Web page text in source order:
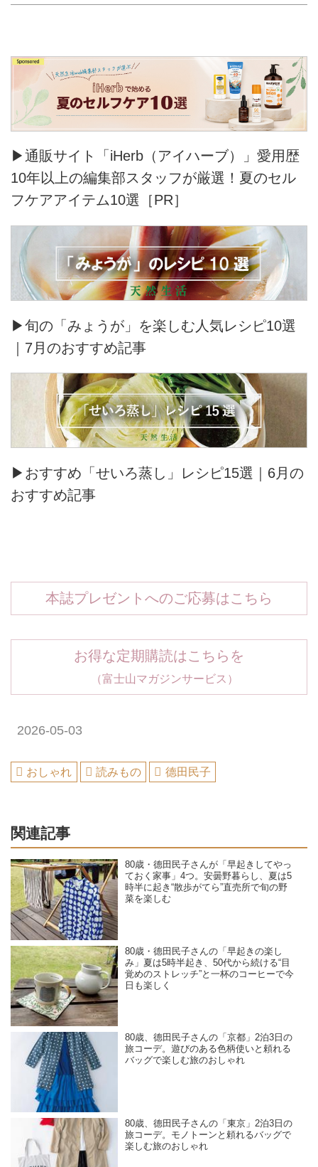
▶通販サイト「iHerb（アイハーブ）」愛用歴
10年以上の編集部スタッフが厳選！夏のセル
フケアアイテム10選［PR］
▶旬の「みょうが」を楽しむ人気レシピ10選
｜7月のおすすめ記事
▶おすすめ「せいろ蒸し」レシピ15選｜6月の
おすすめ記事
本誌プレゼントへのご応募はこちら
お得な定期購読はこちらを
（富士山マガジンサービス）
2026-05-03
おしゃれ 読みもの 德田民子
関連記事
80歳・德田民子さんが「早起きしてやっ
ておく家事」4つ。安曇野暮らし、夏は5
時半に起き“散歩がてら”直売所で旬の野
菜を楽しむ
80歳・德田民子さんの「早起きの楽し
み」夏は5時半起き、50代から続ける“目
覚めのストレッチ”と一杯のコーヒーで今
日も楽しく
80歳、德田民子さんの「京都」2泊3日の
旅コーデ。遊びのある色柄使いと頼れる
バッグで楽しむ旅のおしゃれ
80歳、德田民子さんの「東京」2泊3日の
旅コーデ。モノトーンと頼れるバッグで
楽しむ旅のおしゃれ